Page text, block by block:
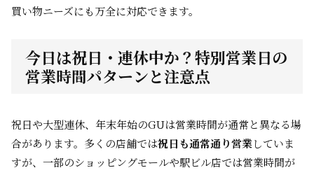
買い物ニーズにも万全に対応できます。
今日は祝日・連休中か？特別営業日の
営業時間パターンと注意点
祝日や大型連休、年末年始のGUは営業時間が通常と異なる場
合があります。多くの店舗では祝日も通常通り営業していま
すが、一部のショッピングモールや駅ビル店では営業時間が